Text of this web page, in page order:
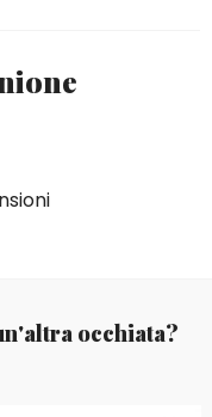
occhiata?